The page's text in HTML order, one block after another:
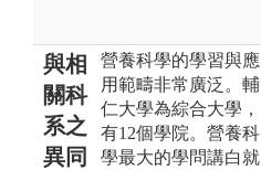
與相
關科
系之
異同
營養科學的學習與應
用範疇非常廣泛。輔
仁大學為綜合大學，
有12個學院。營養科
學最大的學問講白就